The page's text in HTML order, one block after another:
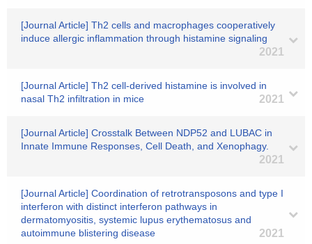
[Journal Article] Th2 cells and macrophages cooperatively
induce allergic inflammation through histamine signaling
2021
[Journal Article] Th2 cell-derived histamine is involved in
nasal Th2 infiltration in mice
2021
[Journal Article] Crosstalk Between NDP52 and LUBAC in
Innate Immune Responses, Cell Death, and Xenophagy.
2021
[Journal Article] Coordination of retrotransposons and type I
interferon with distinct interferon pathways in
dermatomyositis, systemic lupus erythematosus and
autoimmune blistering disease
2021